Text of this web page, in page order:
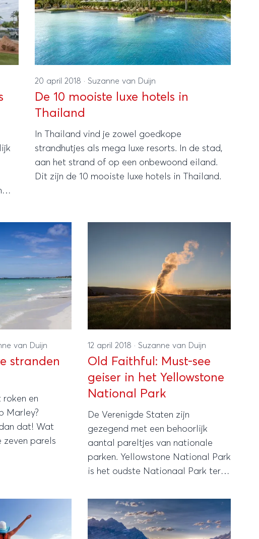
20 april 2018 · Suzanne van Duijn
De 10 mooiste luxe hotels in
Thailand
In Thailand vind je zowel goedkope
strandhutjes als mega luxe resorts. In de stad,
aan het strand of op een onbewoond eiland.
Dit zijn de 10 mooiste luxe hotels in Thailand.
van Duijn
stranden
roken en
Marley?
dat! Wat
zeven parels
12 april 2018 · Suzanne van Duijn
Old Faithful: Must-see
geiser in het Yellowstone
National Park
De Verenigde Staten zijn
gezegend met een behoorlijk
aantal pareltjes van nationale
parken. Yellowstone National Park
is het oudste Nationaal Park ter
Wyoming, Montana en Idaho. Het
spectaculaire natuurgebied met
kleurrijke waterpoelen,